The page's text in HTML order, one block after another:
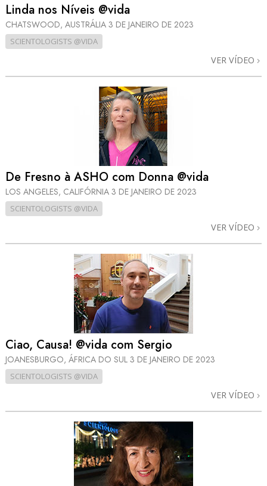
Linda nos Níveis @vida
CHATSWOOD, AUSTRÁLIA 3 DE JANEIRO DE 2023
SCIENTOLOGISTS @VIDA
VER VÍDEO
De Fresno à ASHO com Donna @vida
LOS ANGELES, CALIFÓRNIA 3 DE JANEIRO DE 2023
SCIENTOLOGISTS @VIDA
VER VÍDEO
Ciao, Causa! @vida com Sergio
JOANESBURGO, ÁFRICA DO SUL 3 DE JANEIRO DE 2023
SCIENTOLOGISTS @VIDA
VER VÍDEO